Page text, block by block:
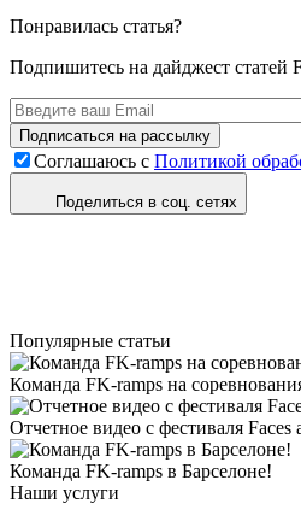
Понравилась статья?
Подпишитесь на дайджест
Соглашаюсь с Политикой
Поделиться в соц. сетях
Популярные статьи
Команда FK-ramps на
Отчетное видео с фестиваля Faces
Команда FK-ramps в Барселоне!
Наши услуги